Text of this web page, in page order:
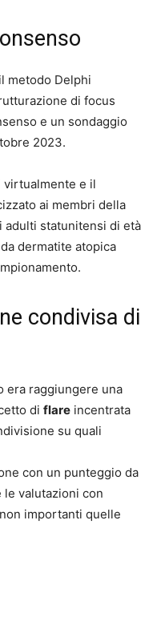
metodo Delphi
di focus
e un sondaggio
2023.
virtualmente e il
ai membri della
adulti statunitensi di età
dermatite atopica
condivisa di
era raggiungere una
di flare incentrata
su quali
con un punteggio da
le valutazioni con
importanti quelle